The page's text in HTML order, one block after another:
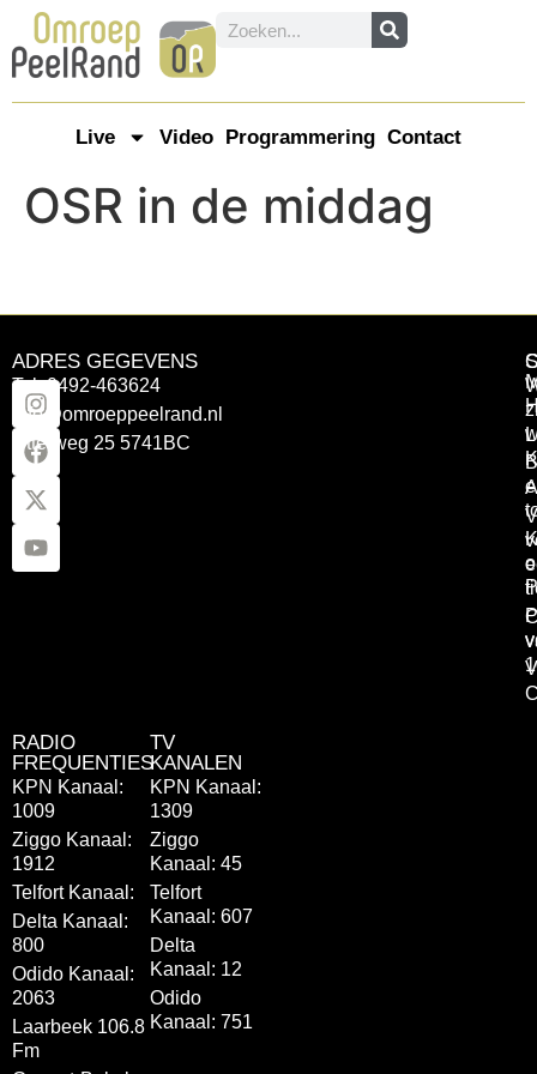
Live Video Programmering Contact
OSR in de middag
ADRES GEGEVENS
Tel: 0492-463624
info@omroeppeelrand.nl
Otterweg 25 5741BC
RADIO
FREQUENTIES
KPN Kanaal:
1009
Ziggo Kanaal:
1912
Telfort Kanaal:
Delta Kanaal:
800
Odido Kanaal:
2063
Laarbeek 106.8
Fm
TV
KANALEN
KPN Kanaal:
1309
Ziggo
Kanaal: 45
Telfort
Kanaal: 607
Delta
Kanaal: 12
Odido
Kanaal: 751